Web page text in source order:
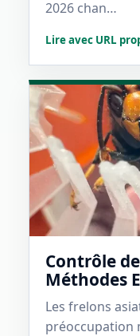
2026 chan…
Lire avec URL
Contrôle
Méthodes
Les frelons
préoccupation